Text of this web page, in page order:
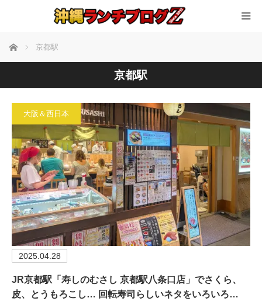
ホーム 京都駅
京都駅
大阪＆西日本
2025.04.28
JR京都駅「寿しのむさし 京都駅八条口店」でさくら、
皮、とうもろこし… 回転寿司らしいネタをいろいろ…